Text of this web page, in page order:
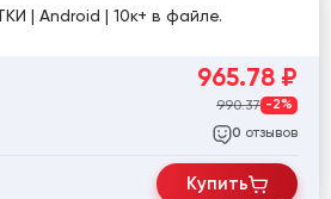
| Android | 10к+ в файле.
965.78 ₽
990.37 -2%
0 отзывов
Купить